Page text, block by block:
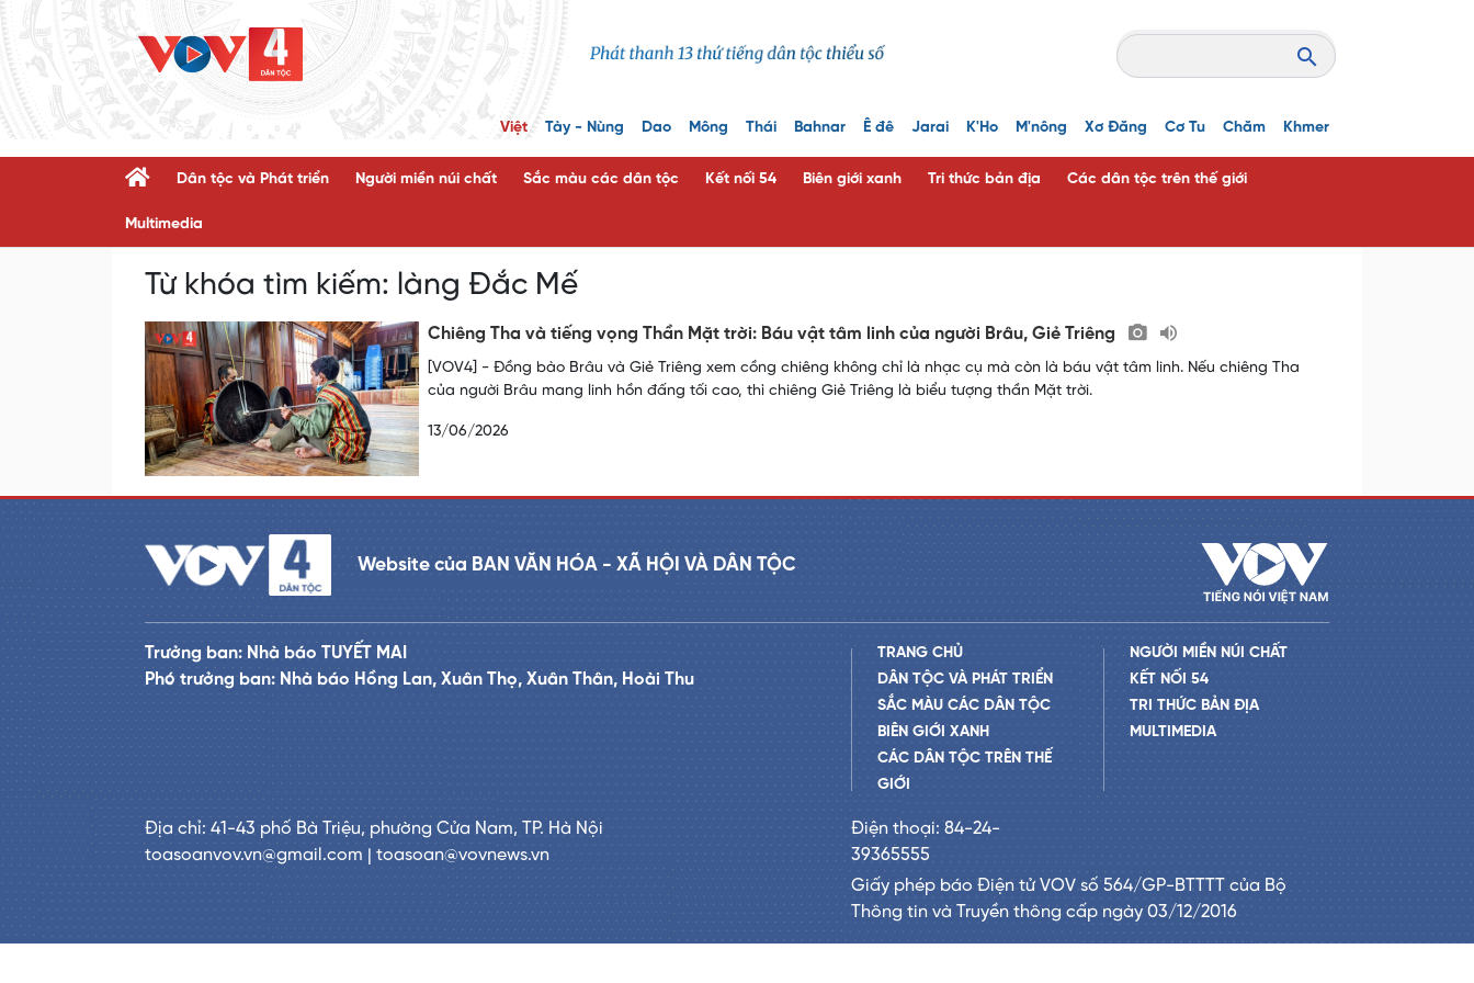
Việt Tày - Nùng Dao Mông Thái Bahnar Ê đê Jarai K'Ho M'nông Xơ Đăng Cơ Tu Chăm Khmer
Dân tộc và Phát triển Người miền núi chất Sắc màu các dân tộc Kết nối 54 Biên giới xanh Tri thức bản địa Các dân tộc trên thế giới
Multimedia
Từ khóa tìm kiếm: làng Đắc Mế
Chiêng Tha và tiếng vọng Thần Mặt trời: Báu vật tâm linh của người Brâu, Giẻ Triêng
[VOV4] - Đồng bào Brâu và Giẻ Triêng xem cồng chiêng không chỉ là nhạc cụ mà còn là báu vật tâm linh. Nếu chiêng Tha
của người Brâu mang linh hồn đấng tối cao, thì chiêng Giẻ Triêng là biểu tượng thần Mặt trời.
13/06/2026
Website của BAN VĂN HÓA - XÃ HỘI VÀ DÂN TỘC
Trưởng ban: Nhà báo TUYẾT MAI
Phó trưởng ban: Nhà báo Hồng Lan, Xuân Thọ, Xuân Thân, Hoài Thu
TRANG CHỦ
DÂN TỘC VÀ PHÁT TRIỂN
SẮC MÀU CÁC DÂN TỘC
BIÊN GIỚI XANH
CÁC DÂN TỘC TRÊN THẾ
GIỚI
NGƯỜI MIỀN NÚI CHẤT
KẾT NỐI 54
TRI THỨC BẢN ĐỊA
MULTIMEDIA
Địa chỉ: 41-43 phố Bà Triệu, phường Cửa Nam, TP. Hà Nội
toasoanvov.vn@gmail.com | toasoan@vovnews.vn
Điện thoại: 84-24-
39365555
Giấy phép báo Điện tử VOV số 564/GP-BTTTT của Bộ
Thông tin và Truyền thông cấp ngày 03/12/2016